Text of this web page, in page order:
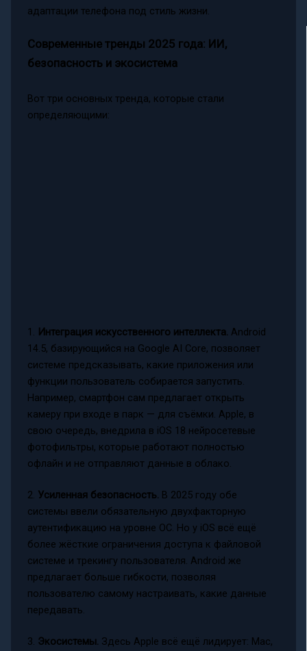
адаптации телефона под стиль жизни.
Современные тренды 2025 года: ИИ,
безопасность и экосистема
Вот три основных тренда, которые стали
определяющими:
1. Интеграция искусственного интеллекта. Android
14.5, базирующийся на Google AI Core, позволяет
системе предсказывать, какие приложения или
функции пользователь собирается запустить.
Например, смартфон сам предлагает открыть
камеру при входе в парк — для съёмки. Apple, в
свою очередь, внедрила в iOS 18 нейросетевые
фотофильтры, которые работают полностью
офлайн и не отправляют данные в облако.
2. Усиленная безопасность. В 2025 году обе
системы ввели обязательную двухфакторную
аутентификацию на уровне ОС. Но у iOS всё ещё
более жёсткие ограничения доступа к файловой
системе и трекингу пользователя. Android же
предлагает больше гибкости, позволяя
пользователю самому настраивать, какие данные
передавать.
3. Экосистемы. Здесь Apple всё ещё лидирует: Mac,